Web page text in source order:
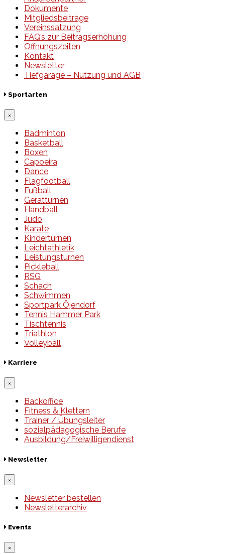
Dokumente
Mitgliedsbeiträge
Vereinssatzung
FAQ’s zur Beitragserhöhung
Öffnungszeiten
Kontakt
Newsletter
Tiefgarage – Nutzung und AGB
Sportarten
×
Badminton
Basketball
Boxen
Capoeira
Dance
Flagfootball
Fußball
Gerätturnen
Handball
Judo
Karate
Kinderturnen
Leichtathletik
Leistungsturnen
Pickleball
RSG
Schach
Schwimmen
Sportpark Öjendorf
Tennis Hammer Park
Tischtennis
Triathlon
Volleyball
Karriere
×
Backoffice
Fitness & Klettern
Trainer / Übungsleiter
sozialpädagogische Berufe
Ausbildung/Freiwilligendienst
Newsletter
×
Newsletter bestellen
Newsletterarchiv
Events
×